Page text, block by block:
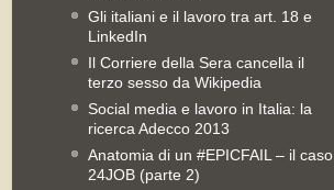
Gli italiani e il lavoro tra art. 18 e
LinkedIn
Il Corriere della Sera cancella il
terzo sesso da Wikipedia
Social media e lavoro in Italia: la
ricerca Adecco 2013
Anatomia di un #EPICFAIL – il caso
24JOB (parte 2)